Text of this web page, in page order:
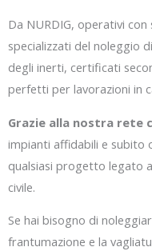
Da NURDIG, operativi
specializzati del noleggio
degli inerti, certificati
perfetti per lavorazioni in
Grazie alla nostra rete
impianti affidabili e subito
qualsiasi progetto legato
civile.
Se hai bisogno di
frantumazione e la